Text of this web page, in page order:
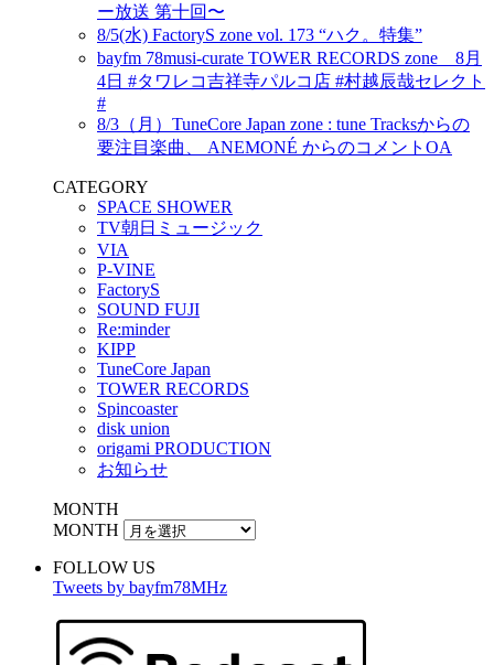
ー放送 第十回〜
8/5(水) FactoryS zone vol. 173 “ハク。特集”
bayfm 78musi-curate TOWER RECORDS zone 8月
4日 #タワレコ吉祥寺パルコ店 #村越辰哉セレクト
#
8/3（月）TuneCore Japan zone : tune Tracksからの
要注目楽曲、 ANEMONÉ からのコメントOA
CATEGORY
SPACE SHOWER
TV朝日ミュージック
VIA
P-VINE
FactoryS
SOUND FUJI
Re:minder
KIPP
TuneCore Japan
TOWER RECORDS
Spincoaster
disk union
origami PRODUCTION
お知らせ
MONTH
MONTH
FOLLOW US
Tweets by bayfm78MHz